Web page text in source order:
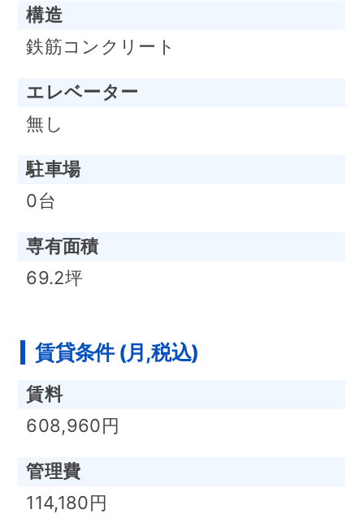
構造
鉄筋コンクリート
エレベーター
無し
駐車場
0台
専有面積
69.2坪
賃貸条件 (月,税込)
賃料
608,960円
管理費
114,180円